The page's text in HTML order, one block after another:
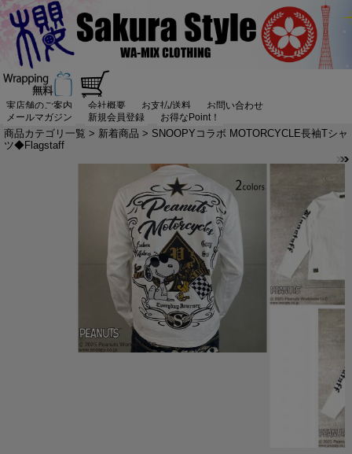
実店舗のご案内 会社概要 お支払/送料
お問い合わせ
メールマガジン
新規会員登録 お得なPoint！
商品カテゴリ一覧 > 新着商品 > SNOOPYコラボ MOTORCYCLE長袖Tシャ
ツ◆Flagstaff